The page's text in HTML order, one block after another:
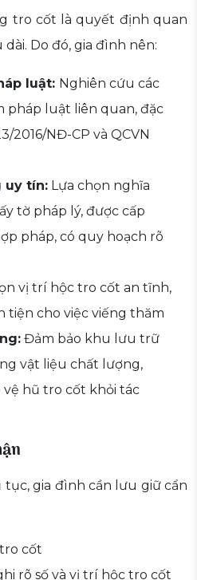
tro cốt là quyết định quan
Do đó, gia đình nên:
luật: Nghiên cứu các
pháp luật liên quan, đặc
2016/NĐ-CP và QCVN
uy tín: Lựa chọn nghĩa
tờ pháp lý, được cấp
pháp, có quy hoạch rõ
vị trí hộc tro cốt an tĩnh,
tiện cho việc viếng thăm
Đảm bảo khu lưu trữ
vật liệu chất lượng,
hũ tro cốt khỏi tác
gia đình cần lưu giữ cẩn
cốt
rõ số và vị trí hộc tro cốt